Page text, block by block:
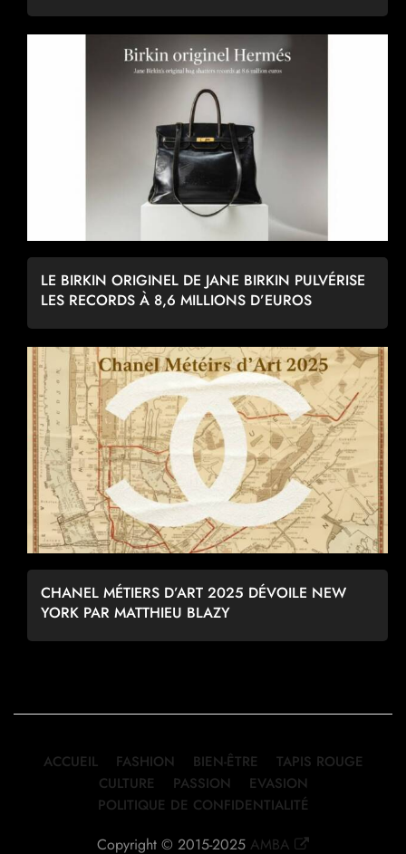
LE BIRKIN ORIGINEL DE JANE BIRKIN PULVÉRISE
LES RECORDS À 8,6 MILLIONS D’EUROS
CHANEL MÉTIERS D’ART 2025 DÉVOILE NEW
YORK PAR MATTHIEU BLAZY
ACCUEIL FASHION BIEN-ÊTRE
TAPIS ROUGE
CULTURE
PASSION
EVASION
POLITIQUE DE CONFIDENTIALITÉ
Copyright © 2015-2025 AMBA